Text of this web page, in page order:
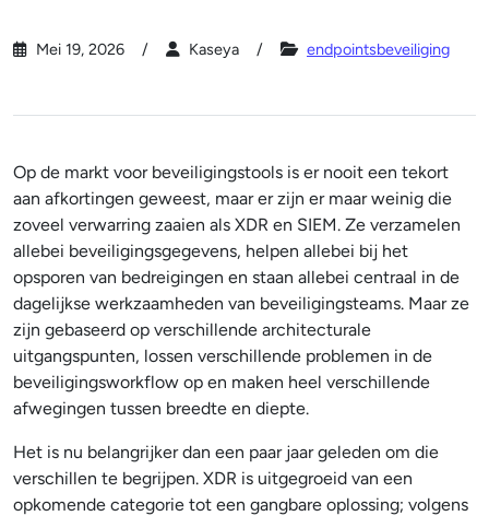
Mei 19, 2026 Kaseya endpointsbeveiliging
Op de markt voor beveiligingstools is er nooit een tekort
aan afkortingen geweest, maar er zijn er maar weinig die
zoveel verwarring zaaien als XDR en SIEM. Ze verzamelen
allebei beveiligingsgegevens, helpen allebei bij het
opsporen van bedreigingen en staan allebei centraal in de
dagelijkse werkzaamheden van beveiligingsteams. Maar ze
zijn gebaseerd op verschillende architecturale
uitgangspunten, lossen verschillende problemen in de
beveiligingsworkflow op en maken heel verschillende
afwegingen tussen breedte en diepte.
Het is nu belangrijker dan een paar jaar geleden om die
verschillen te begrijpen. XDR is uitgegroeid van een
opkomende categorie tot een gangbare oplossing; volgens